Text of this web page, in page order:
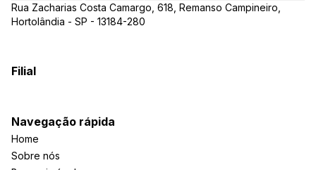
Rua Zacharias Costa Camargo, 618, Remanso Campineiro,
Hortolândia - SP - 13184-280
Filial
Navegação rápida
Home
Sobre nós